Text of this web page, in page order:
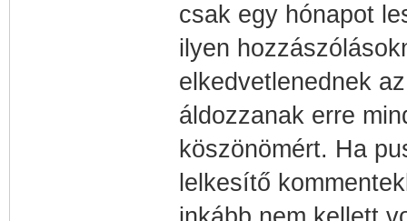
csak egy hónapot
ilyen
elkedvetlenednek
áldozzanak erre
köszönömért. Ha
lelkesítő